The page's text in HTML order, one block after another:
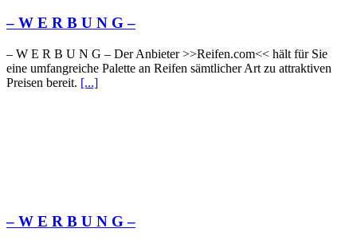
– W Ε R Β U Ν G –
– W Ε R Β U Ν G – Der Anbieter >>Reifen.com<< hält für Sie
eine umfangreiche Palette an Reifen sämtlicher Art zu attraktiven
Preisen bereit. [...]
– W Ε R Β U Ν G –